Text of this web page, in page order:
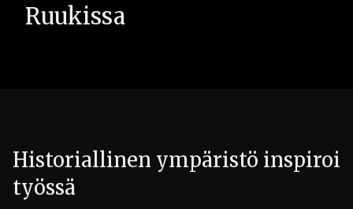
Ruukissa
Historiallinen ympäristö inspiroi
työssä